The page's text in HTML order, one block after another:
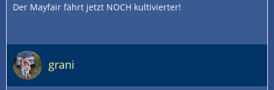
Der Mayfair fährt jetzt NOCH kultivierter!
grani